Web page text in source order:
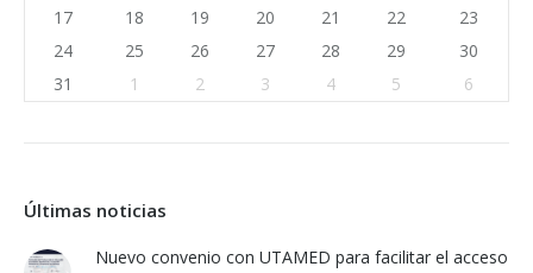
17
18 19 20 21 22
23
24
25 26 27 28 29
30
31
1 2 3 4 5 6
Últimas noticias
Nuevo convenio con UTAMED para facilitar el acceso